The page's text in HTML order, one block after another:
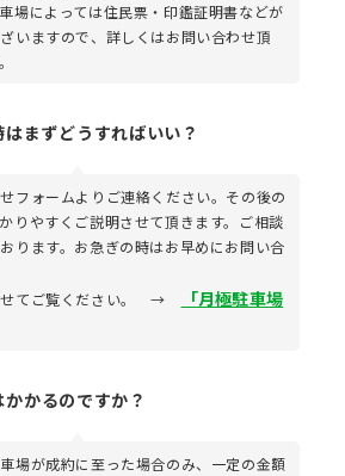
場によっては住民票・印鑑証明書などが
いますので、詳しくはお問い合わせ頂
まずどうすればいい？
フォームよりご連絡ください。その後の
りやすくご説明させて頂きます。ご相談
ります。お急ぎの時はお早めにお問い合
せてご覧ください。 →
「月極駐車場
かるのですか？
場が成約に至った場合のみ、一定の金額